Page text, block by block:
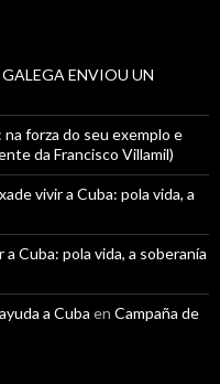
ENVIOU UN
na forza do seu exemplo e
da Francisco Villamil)
vivir a Cuba: pola vida, a
a Cuba: pola vida, a soberanía
a Cuba en Campaña de